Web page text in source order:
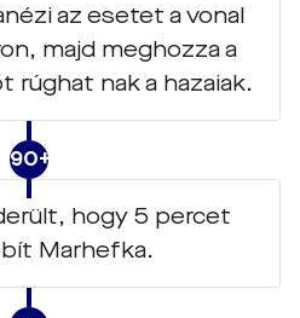
az esetet a vonal
majd meghozza a
nak a hazaiak.
90+1
hogy 5 percet
Marhefka.